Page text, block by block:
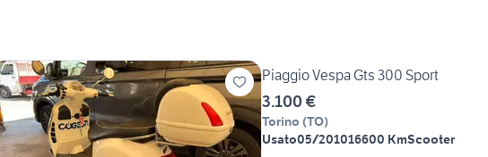
Piaggio Vespa Gts 300 Sport
3.100 €
Torino (TO)
Usato05/201016600 KmScooter